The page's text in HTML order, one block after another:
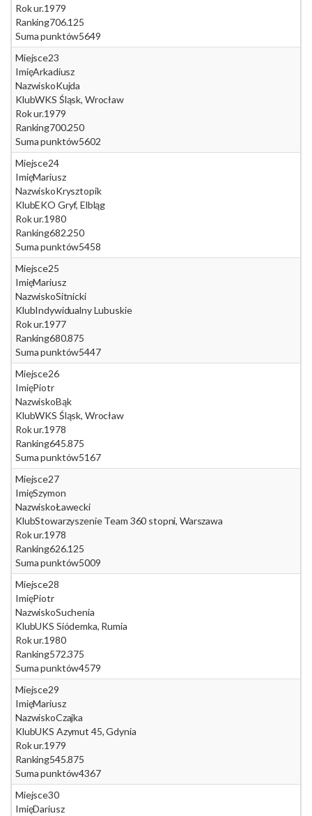
Rok ur.1979
Ranking706.125
Suma punktów5649
Miejsce23
ImięArkadiusz
NazwiskoKujda
KlubWKS Śląsk, Wrocław
Rok ur.1979
Ranking700.250
Suma punktów5602
Miejsce24
ImięMariusz
NazwiskoKrysztopik
KlubEKO Gryf, Elbląg
Rok ur.1980
Ranking682.250
Suma punktów5458
Miejsce25
ImięMariusz
NazwiskoSitnicki
KlubIndywidualny Lubuskie
Rok ur.1977
Ranking680.875
Suma punktów5447
Miejsce26
ImięPiotr
NazwiskoBąk
KlubWKS Śląsk, Wrocław
Rok ur.1978
Ranking645.875
Suma punktów5167
Miejsce27
ImięSzymon
NazwiskoŁawecki
KlubStowarzyszenie Team 360 stopni, Warszawa
Rok ur.1978
Ranking626.125
Suma punktów5009
Miejsce28
ImięPiotr
NazwiskoSuchenia
KlubUKS Siódemka, Rumia
Rok ur.1980
Ranking572.375
Suma punktów4579
Miejsce29
ImięMariusz
NazwiskoCzajka
KlubUKS Azymut 45, Gdynia
Rok ur.1979
Ranking545.875
Suma punktów4367
Miejsce30
ImięDariusz